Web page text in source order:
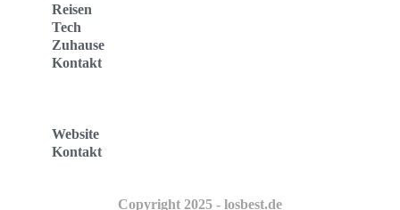
Reisen
Tech
Zuhause
Kontakt
Website
Kontakt
Copyright 2025 - losbest.de